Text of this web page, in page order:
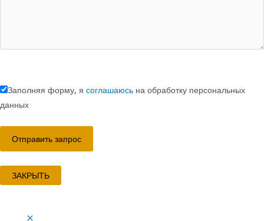
Заполняя форму, я соглашаюсь на обработку персональных
данных
ЗАКРЫТЬ